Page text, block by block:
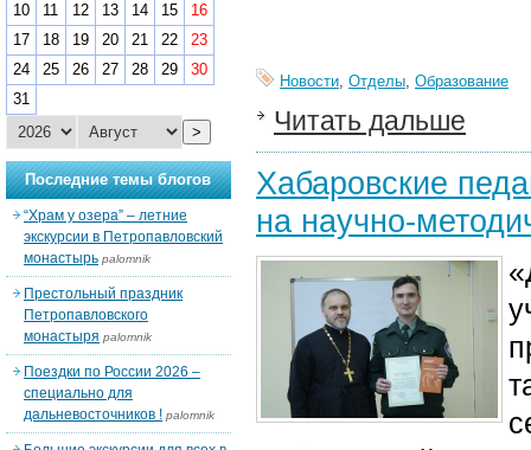
Новости, Отделы, Образование
Читать дальше
Хабаровские
на научно-
10
11 12 13 14 15
16
17
18 19 20 21 22
23
24
25 26 27 28 29
30
31
>
Последние темы блогов
“Храм у озера” – летние
экскурсии в Петропавловский
монастырь palomnik
Престольный праздник
Петропавловского
монастыря palomnik
Поездки по России 2026 –
специально для
дальневосточников ! palomnik